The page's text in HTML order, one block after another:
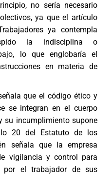
no sería necesario
ya que el artículo
ya contempla
la indisciplina o
lo que englobaría el
en materia de
que el código ético y
se integran en el cuerpo
su incumplimiento supone
20 del Estatuto de los
señala que la empresa
vigilancia y control para
por el trabajador de sus